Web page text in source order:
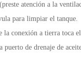
atención a la
para limpiar el tanque.
la conexión a tierra toca
de drenaje de